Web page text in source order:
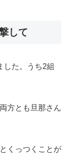
して
した。うち2組
方とも旦那さん
くっつくことが